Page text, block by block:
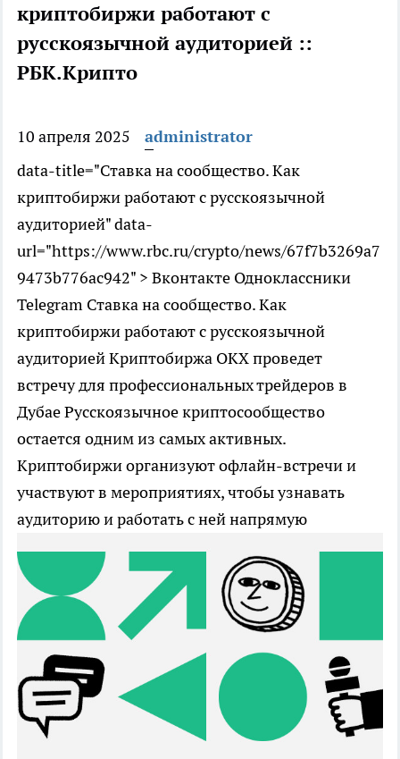
криптобиржи работают с
русскоязычной аудиторией ::
РБК.Крипто
10 апреля 2025
administrator
data-title="Ставка на сообщество. Как
криптобиржи работают с русскоязычной
аудиторией" data-
url="https://www.rbc.ru/crypto/news/67f7b3269a7
9473b776ac942" > Вконтакте Одноклассники
Telegram Ставка на сообщество. Как
криптобиржи работают с русскоязычной
аудиторией Криптобиржа OKX проведет
встречу для профессиональных трейдеров в
ДубаеРусскоязычное криптосообщество
остается одним из самых активных.
Криптобиржи организуют офлайн-встречи и
участвуют в мероприятиях, чтобы узнавать
аудиторию и работать с ней напрямую